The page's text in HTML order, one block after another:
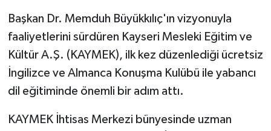
Başkan Dr. Memduh Büyükkılıç'ın vizyonuyla
faaliyetlerini sürdüren Kayseri Mesleki Eğitim ve
Kültür A.Ş. (KAYMEK), ilk kez düzenlediği ücretsiz
İngilizce ve Almanca Konuşma Kulübü ile yabancı
dil eğitiminde önemli bir adım attı.
KAYMEK İhtisas Merkezi bünyesinde uzman